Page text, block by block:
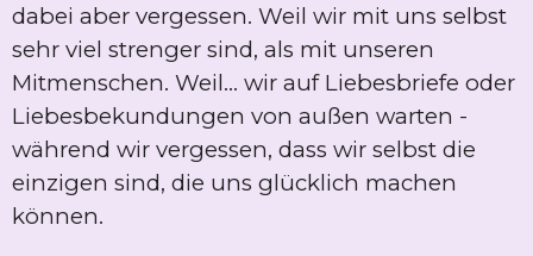
dabei aber vergessen. Weil wir mit uns selbst
sehr viel strenger sind, als mit unseren
Mitmenschen. Weil... wir auf Liebesbriefe oder
Liebesbekundungen von außen warten -
während wir vergessen, dass wir selbst die
einzigen sind, die uns glücklich machen
können.